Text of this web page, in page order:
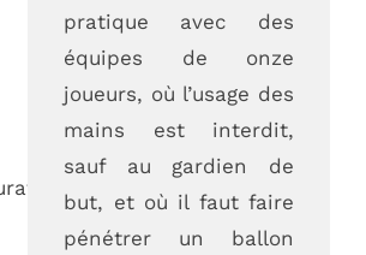
pratique avec des
équipes de onze
joueurs, où l’usage des
mains est interdit,
sauf au gardien de
but, et où il faut faire
pénétrer un ballon
VAULX-EN-VELIN